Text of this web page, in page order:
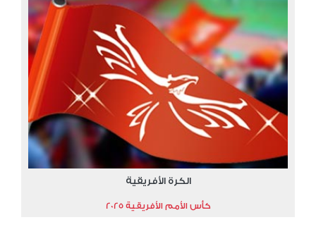
الكرة الأفريقية
كأس الأمم الأفريقية 2025